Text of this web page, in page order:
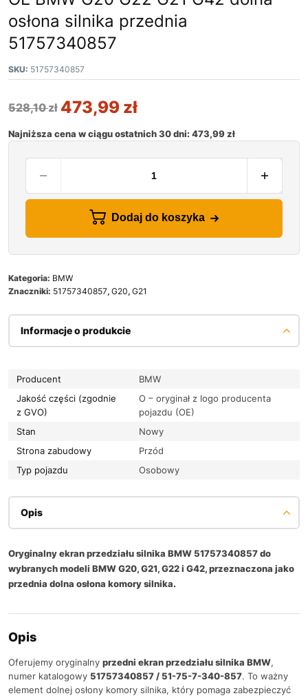
osłona silnika przednia
51757340857
SKU: 51757340857
528,10zł 473,99 zł
Najniższa cena w ciągu ostatnich 30 dni: 473,99zł
Dodaj do koszyka
Kategoria: BMW
Znaczniki: 51757340857, G20, G21
Informacje o produkcie
Producent
BMW
Jakość części (zgodnie
z GVO)
O – oryginał z logo producenta
pojazdu (OE)
Stan
Nowy
Strona zabudowy
Przód
Typ pojazdu
Osobowy
Opis
Oryginalny ekran przedziału silnika BMW 51757340857 do
wybranych modeli BMW G20, G21, G22 i G42, przeznaczona jako
przednia dolna osłona komory silnika.
Opis
Oferujemy oryginalny przedni ekran przedziału silnika BMW,
numer katalogowy 51757340857 / 51-75-7-340-857. To ważny
element dolnej osłony komory silnika, który pomaga zabezpieczyć